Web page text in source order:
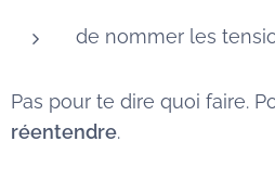
de nommer les
Pas pour te dire quoi faire.
réentendre.